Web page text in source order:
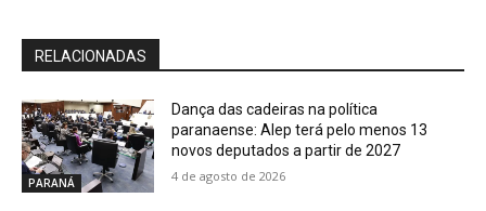
RELACIONADAS
PARANÁ
Dança das cadeiras na política
paranaense: Alep terá pelo menos 13
novos deputados a partir de 2027
4 de agosto de 2026